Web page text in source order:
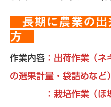
長期に農業の出
方
作業内容 ： 出荷作業（ネ
の選果計量・袋詰めなど）
：栽培作業（